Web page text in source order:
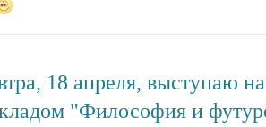
18 апреля, выступаю
"Философия и